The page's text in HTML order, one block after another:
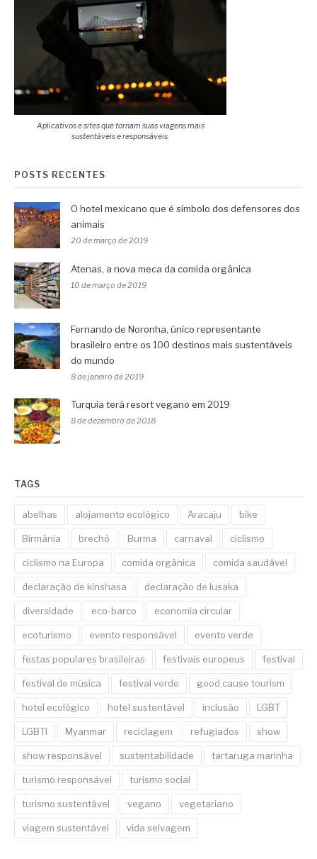
Aplicativos e sites que tornam suas viagens mais
sustentáveis e responsáveis.
POSTS RECENTES
O hotel mexicano que é símbolo dos defensores dos
animais
20 de março de 2019
Atenas, a nova meca da comida orgânica
10 de março de 2019
Fernando de Noronha, único representante
brasileiro entre os 100 destinos mais sustentáveis
do mundo
8 de janeiro de 2019
Turquia terá resort vegano em 2019
8 de dezembro de 2018
TAGS
abelhas alojamento ecológico Aracaju bike
Birmânia brechó Burma carnaval ciclismo
ciclismo na Europa comida orgânica comida saudável
declaração de kinshasa declaração de lusaka
diversidade eco-barco economia circular
ecoturismo evento responsável evento verde
festas populares brasileiras festivais europeus festival
festival de música festival verde good cause tourism
hotel ecológico hotel sustentável inclusão LGBT
LGBTI Myanmar reciclagem refugiados show
show responsável sustentabilidade tartaruga marinha
turismo responsável turismo social
turismo sustentável vegano vegetariano
viagem sustentável vida selvagem